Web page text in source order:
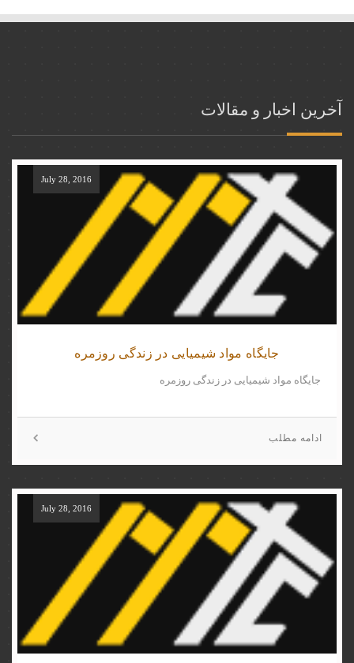
آخرین اخبار و مقالات
July 28, 2016
جایگاه مواد شیمیایی در زندگی روزمره
جایگاه مواد شیمیایی در زندگی روزمره
ادامه مطلب
July 28, 2016